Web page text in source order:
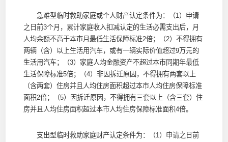
急难型临时救助家庭或个人财产认定条件为：（1）申请
之日前3个月，累计家庭收入扣减认定的生活必需支出后，月
人均余额不高于本市月最低生活保障标准2倍；（2）不得拥有
两辆（含）以上生活用汽车，或有一辆实际价值超过9万元的
生活用汽车；（3）家庭人均金融资产不超过本市同期年最低
生活保障标准5倍；（4）非因拆迁原因，不得拥有两套以上
（含两套）住房并且人均住房面积超过本市人均住房保障标准
面积2倍；（5）因拆迁原因，不得拥有三套以上（含三套）住
房并且人均住房面积超过本市人均住房保障标准面积4倍。
支出型临时救助家庭财产认定条件为：（1）申请之日前